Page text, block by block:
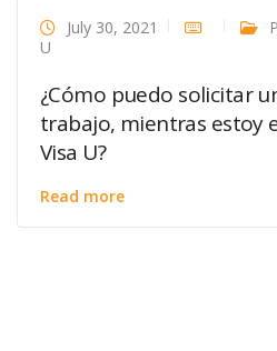
July 30, 2021
U
¿Cómo puedo solicitar
trabajo, mientras estoy
Visa U?
Read more